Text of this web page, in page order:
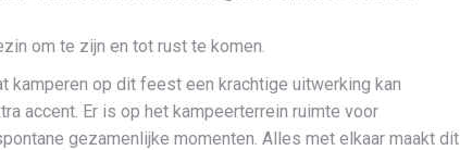
om te zijn en tot rust te komen.
kamperen op dit feest een krachtige uitwerking kan
accent. Er is op het kampeerterrein ruimte voor
gezamenlijke momenten. Alles met elkaar maakt dit